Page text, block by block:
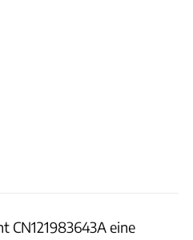
CN121983643A eine